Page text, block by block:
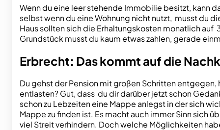
Wenn du eine leer stehende Immobilie besitzt, kann
selbst wenn du eine Wohnung nicht nutzt, musst du
Haus sollten sich die Erhaltungskosten monatlich
Grundstück musst du kaum etwas zahlen, gerade
Erbrecht: Das kommt auf die
Du gehst der Pension mit großen Schritten
entlasten? Gut, dass du dir darüber jetzt schon
schon zu Lebzeiten eine Mappe anlegst in der sich
Mappe zu finden ist. Es macht auch immer Sinn sich
viel Streit verhindern. Doch welche Möglichkeiten